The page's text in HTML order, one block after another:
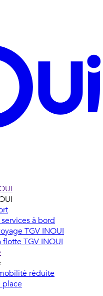
à bord
TGV INOUI
flotte TGV INOUI
réduite
place